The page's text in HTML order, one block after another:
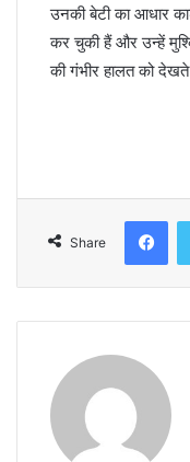
उनकी बेटी का आधार
कर चुकी हैं और उन्हें
की गंभीर हालत को
Share